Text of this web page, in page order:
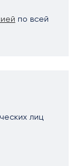
по всей
лиц